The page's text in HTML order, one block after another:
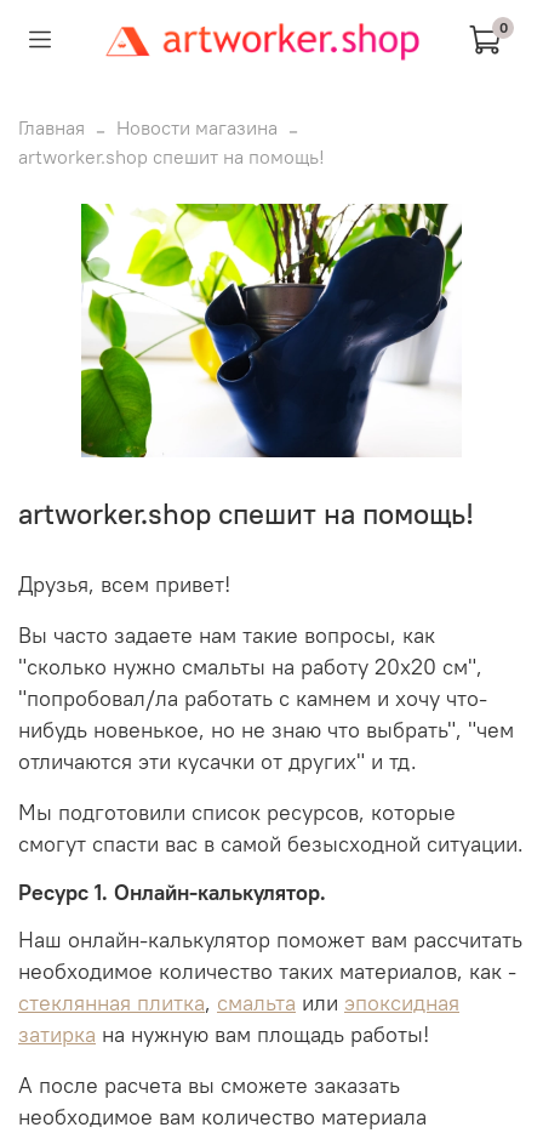
0
Главная
Новости магазина
artworker.shop спешит на помощь!
artworker.shop спешит на помощь!
Друзья, всем привет!
Вы часто задаете нам такие вопросы, как
"сколько нужно смальты на работу 20х20 см",
"попробовал/ла работать с камнем и хочу что-
нибудь новенькое, но не знаю что выбрать", "чем
отличаются эти кусачки от других" и тд.
Мы подготовили список ресурсов, которые
смогут спасти вас в самой безысходной ситуации.
Ресурс 1. Онлайн-калькулятор.
Наш онлайн-калькулятор поможет вам рассчитать
необходимое количество таких материалов, как -
стеклянная плитка, смальта или эпоксидная
затирка на нужную вам площадь работы!
А после расчета вы сможете заказать
необходимое вам количество материала